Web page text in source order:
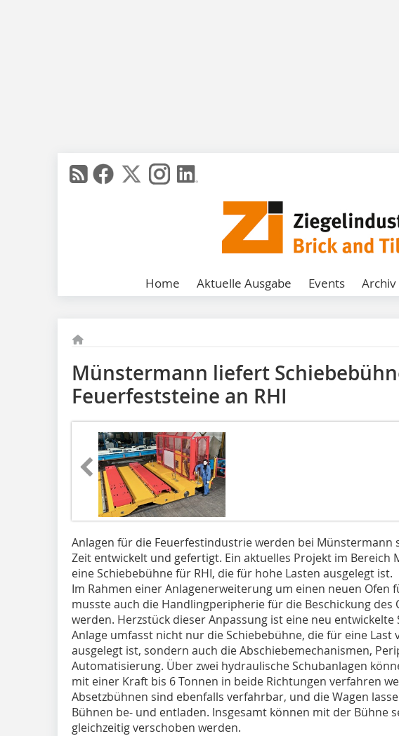
Home Aktuelle Ausgabe Events Archiv
Münstermann liefert
Feuerfeststeine an RHI
Anlagen für die Feuerfestindustrie werden bei Münstermann
Zeit entwickelt und gefertigt. Ein aktuelles Projekt im Bereich
eine Schiebebühne für RHI, die für hohe Lasten ausgelegt ist.
Im Rahmen einer Anlagenerweiterung um einen neuen Ofen
musste auch die Handlingperipherie für die Beschickung des
werden. Herzstück dieser Anpassung ist eine neu entwickelte
Anlage umfasst nicht nur die Schiebebühne, die für eine Last
ausgelegt ist, sondern auch die Abschiebemechanismen,
Automatisierung. Über zwei hydraulische Schubanlagen
mit einer Kraft bis 6 Tonnen in beide Richtungen verfahren
Absetzbühnen sind ebenfalls verfahrbar, und die Wagen
Bühnen be- und entladen. Insgesamt können mit der Bühne
gleichzeitig verschoben werden.